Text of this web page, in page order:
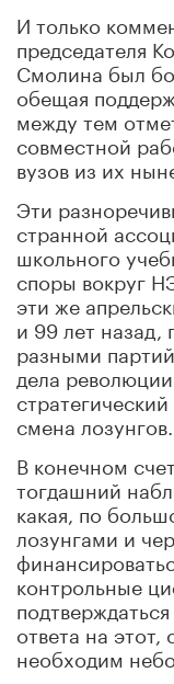
И только
председателя
Смолина был
обещая
между тем
совместной
вузов из их
Эти
странной
школьного
споры вокруг
эти же
и 99 лет
разными
дела
смена лозунгов.
В конечном
тогдашний
какая, по
лозунгами и
контрольные
ответа на
необходим